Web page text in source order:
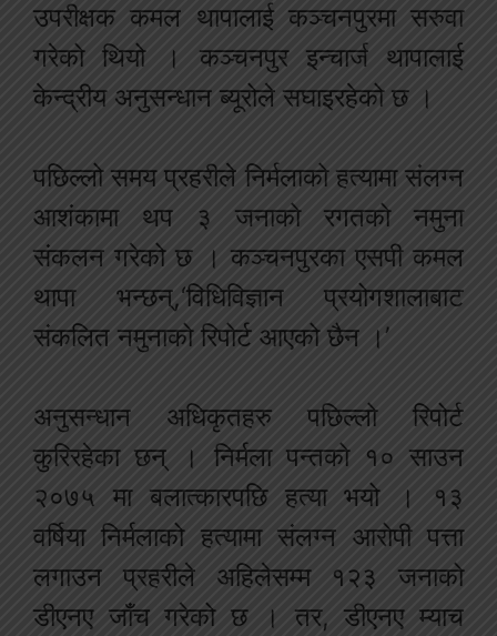
उपरीक्षक कमल थापालाई कञ्चनपुरमा सरुवा
गरेको थियो । कञ्चनपुर इन्चार्ज थापालाई
केन्द्रीय अनुसन्धान ब्यूरोले सघाइरहेको छ ।
पछिल्लो समय प्रहरीले निर्मलाको हत्यामा संलग्न
आशंकामा थप ३ जनाको रगतको नमुना
संकलन गरेको छ । कञ्चनपुरका एसपी कमल
थापा भन्छन्,‘विधिविज्ञान प्रयोगशालाबाट
संकलित नमुनाको रिपोर्ट आएको छैन ।’
अनुसन्धान अधिकृतहरु पछिल्लो रिपोर्ट
कुरिरहेका छन् । निर्मला पन्तको १० साउन
२०७५ मा बलात्कारपछि हत्या भयो । १३
वर्षिया निर्मलाको हत्यामा संलग्न आरोपी पत्ता
लगाउन प्रहरीले अहिलेसम्म १२३ जनाको
डीएनए जाँच गरेको छ । तर, डीएनए म्याच